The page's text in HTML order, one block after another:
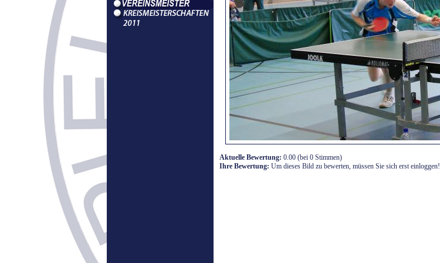
Aktuelle Bewertung: 0.00 (bei 0 Stimmen)
Ihre Bewertung: Um dieses Bild zu bewerten, müssen Sie sich erst einloggen!